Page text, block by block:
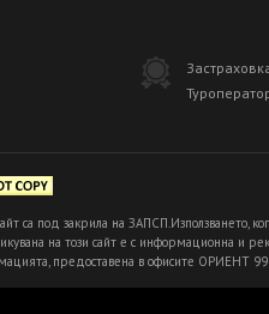
са под закрила на ЗАПСП.Използването,
на този сайт е с информационна и
предоставена в офисите ОРИЕНТ